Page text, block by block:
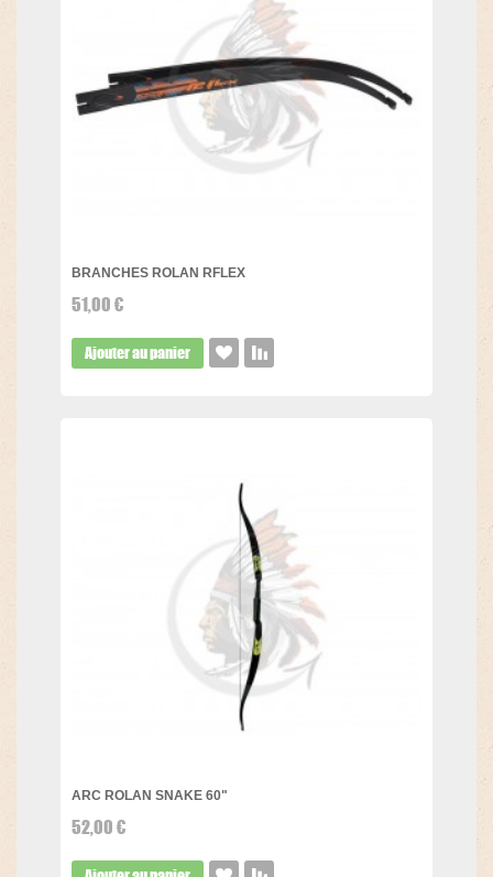
BRANCHES ROLAN RFLEX
51,00 €
Ajouter au panier
ARC ROLAN SNAKE 60"
52,00 €